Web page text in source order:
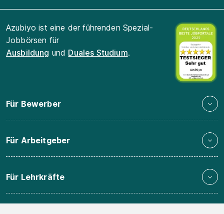
Azubiyo ist eine der führenden Spezial-
Jobbörsen für
Ausbildung und Duales Studium.
Für Bewerber
Für Arbeitgeber
Für Lehrkräfte